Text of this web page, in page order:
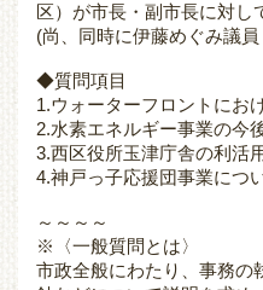
区）が市長・副市長に対し
(尚、同時に伊藤めぐみ議
◆質問項目
1.ウォーターフロントにお
2.水素エネルギー事業の今
3.西区役所玉津庁舎の利活
4.神戸っ子応援団事業につ
～～～～
※〈一般質問とは〉
市政全般にわたり、事務の